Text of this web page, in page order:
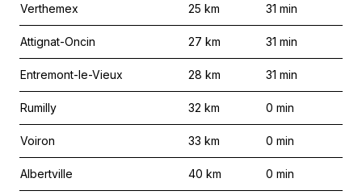
Verthemex 25 km 31 min
Attignat-Oncin 27 km 31 min
Entremont-le-Vieux 28 km 31 min
Rumilly 32 km 0 min
Voiron 33 km 0 min
Albertville 40 km 0 min